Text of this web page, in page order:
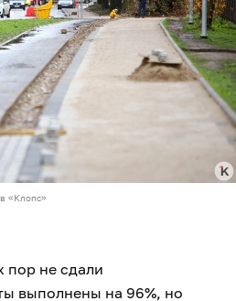
«Клопс»
пор не сдали
выполнены на 96%, но